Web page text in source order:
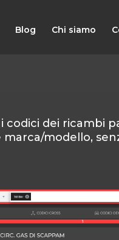
Blog Chi siamo
codici dei ricambi
modello,